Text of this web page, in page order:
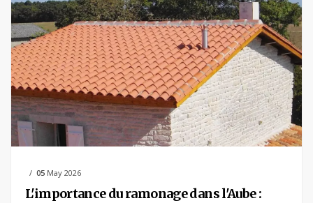
05 May 2026
L'importance du ramonage dans l'Aube :